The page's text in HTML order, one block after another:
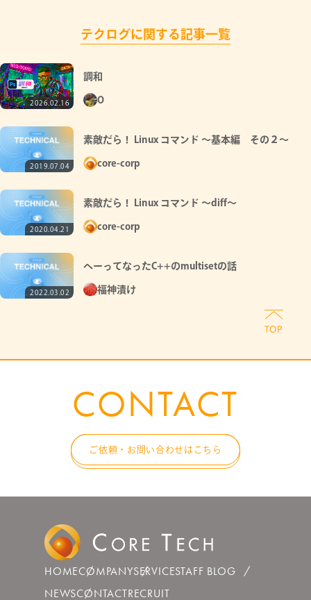
テクログに関する記事一覧
2026.02.16
調和
O
2019.07.04
素敵だら！ Linux コマンド ～基本編 その２～
core-corp
2020.04.21
素敵だら！ Linux コマンド ～diff～
core-corp
2022.03.02
へーってなったC++のmultisetの話
福神漬け
CONTACT
ご依頼・お問い合わせはこちら
HOMECOMPANYSERVICESTAFF BLOG
NEWSCONTACTRECRUIT